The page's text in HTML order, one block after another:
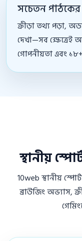
সচেতন
ক্রীড়া তথ্য পড়া,
দেখা—সব ক্ষেত্রেই
গোপনীয়তা এবং
স্থানীয়
10web স্থানীয়
ব্রাউজিং অভ্যাস,